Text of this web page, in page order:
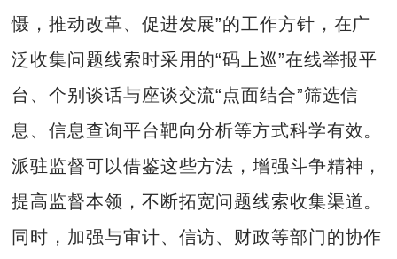
慑，推动改革、促进发展”的工作方针，在广
泛收集问题线索时采用的“码上巡”在线举报平
台、个别谈话与座谈交流“点面结合”筛选信
息、信息查询平台靶向分析等方式科学有效。
派驻监督可以借鉴这些方法，增强斗争精神，
提高监督本领，不断拓宽问题线索收集渠道。
同时，加强与审计、信访、财政等部门的协作